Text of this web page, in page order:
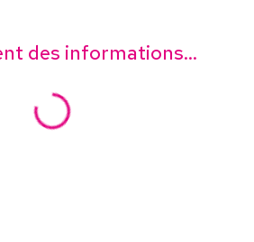
des informations...